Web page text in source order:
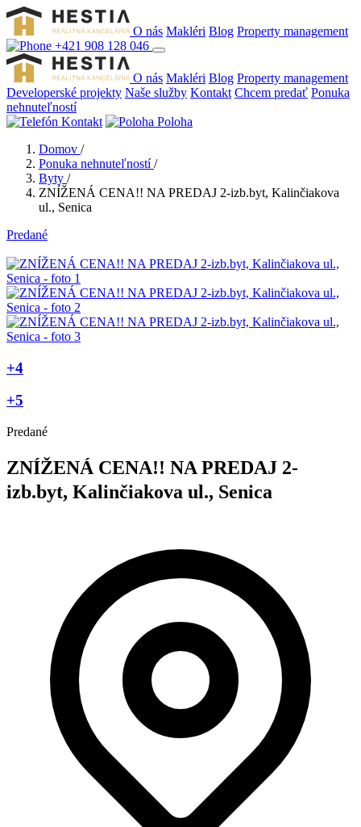
O nás Makléri Blog Property management
+421 908 128 046
O nás Makléri Blog Property management
Developerské projekty Naše služby Kontakt Chcem predať Ponuka
nehnuteľností
Kontakt
Poloha
Domov /
Ponuka nehnuteľností /
Byty /
ZNÍŽENÁ CENA!! NA PREDAJ 2-izb.byt, Kalinčiakova
ul., Senica
Predané
+4
+5
Predané
ZNÍŽENÁ CENA!! NA PREDAJ 2-
izb.byt, Kalinčiakova ul., Senica